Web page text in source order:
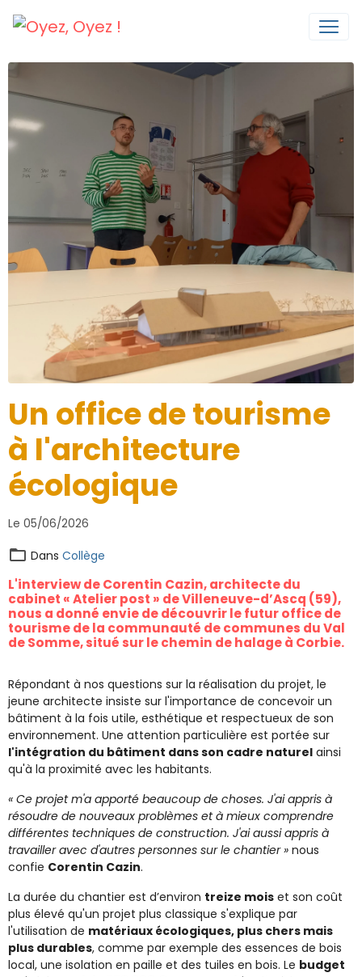
Un office de tourisme
à l'architecture
écologique
Le 05/06/2026
Dans Collège
L'interview de Corentin Cazin, architecte du
cabinet « Atelier post » de Villeneuve-d’Ascq (59),
nous a donné envie de découvrir le futur office de
tourisme de la communauté de communes du Val
de Somme, situé sur le chemin de halage à Corbie.
Répondant à nos questions sur la réalisation du projet, le
jeune architecte insiste sur l'importance de concevoir un
bâtiment à la fois utile, esthétique et respectueux de son
environnement. Une attention particulière est portée sur
l'intégration du bâtiment dans son cadre naturel ainsi
qu'à la proximité avec les habitants.
« Ce projet m'a apporté beaucoup de choses. J'ai appris à
résoudre de nouveaux problèmes et à mieux comprendre
différentes techniques de construction. J'ai aussi appris à
travailler avec d'autres personnes sur le chantier » nous
confie Corentin Cazin.
La durée du chantier est d’environ treize mois et son coût
plus élevé qu'un projet plus classique s'explique par
l'utilisation de matériaux écologiques, plus chers mais
plus durables, comme par exemple des essences de bois
local, une isolation en paille et des tuiles en bois. Le budget